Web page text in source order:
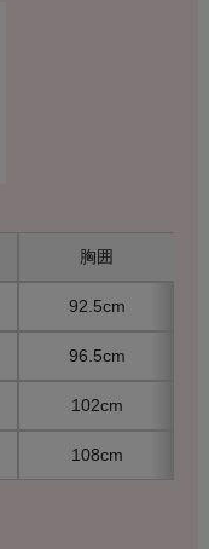
胸囲
92.5cm
96.5cm
102cm
108cm